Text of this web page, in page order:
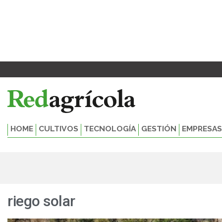
HOME CULTIVOS TECNOLOGÍA GESTIÓN EMPRESAS
riego solar